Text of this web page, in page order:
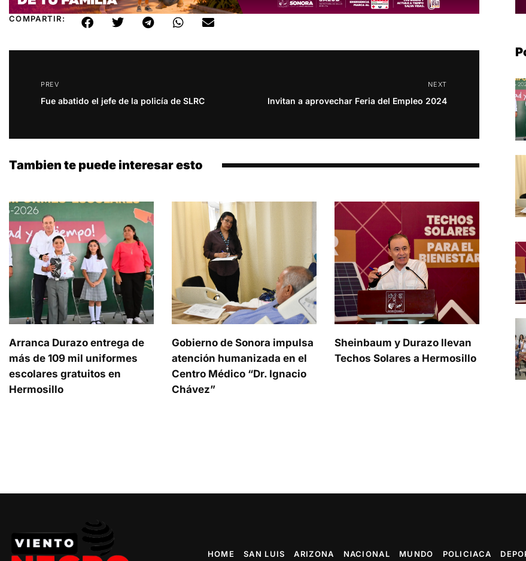
COMPARTIR:
PREV
Fue abatido el jefe de la policía de SLRC
NEXT
Invitan a aprovechar Feria del Empleo 2024
Tambien te puede interesar esto
Arranca Durazo entrega de
más de 109 mil uniformes
escolares gratuitos en
Hermosillo
Gobierno de Sonora impulsa
atención humanizada en el
Centro Médico “Dr. Ignacio
Chávez”
Sheinbaum y Durazo llevan
Techos Solares a Hermosillo
HOME SAN LUIS ARIZONA NACIONAL MUNDO POLICIACA